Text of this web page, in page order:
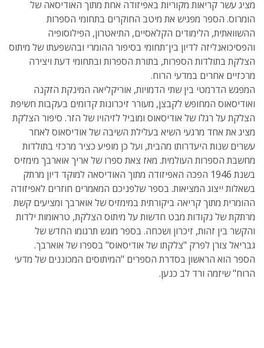
מציג עשר קריאות מקוריות באפיזודה אחת מתוך האודיסאה של
הומרוס. הספר מפגיש את מיטב החוקרים בתחומי הספרות
ההשוואתית, הלימודים הקלאסיים, התיאטרון, הפילוסופיה
והפסיכואנליזה לדיון בין־תחומי בסיפור ההומרי ובהשפעתו של מיתוס
הצלקת בתולדות הספרות, בתורת הספרות ובתחומי דעת ויצירה
מרכזיים אחרים במדעי הרוח.
המפגש הדרמטי בין שתי הדמויות, אוריקליאה המינקת הזקנה
ואודיסאוס המחופש לקבצן, מעורר זיכרונות קדומים בעקבות חשיפת
הצלקת על רגלו של אודיסאוס ומוביל לזיהויו של הזר. סיפור הצלקת
מציג את אחד מרגעי השיא בעלילת השיבה של אודיסאוס לאחר
עשרים שנות היעדרותו מהבית, ועל כן מופיע כציר מרכזי בתולדות
מחשבת הספרות העולמית. מאז צאת ספרו של אריך אוארבך מימזיס
בשנת 1946 הפכה האפיזודה מתוך האודיסאה למוקד דיון מרתק
בשאלות ייצוג המציאות. בספר שלפניכם המאמרים חוזרים לאפיזודה
ההומרית מתוך קריאה ביקורתית במימזיס של אוארבך ומציעים קשת
מרתקת של נקודות מבט חדשות על מיתוס הצלקת, טראומות ילדות
והקשר בין זהות, זיכרון ושִכחה. בספר מוגש תרגומו החדש של
גבריאל צורן לפרק "צלקתו של אודיסאוס" בספרו של אוארבך.
הספר הוא הראשון בסדרת הספרים "המיתוסים המכוננים של מדעי
הרוח" שיזמה ורד לב כנען.